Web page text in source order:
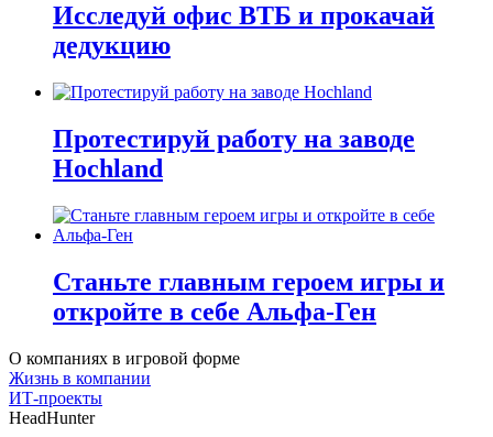
Исследуй офис ВТБ и прокачай
дедукцию
Протестируй работу на заводе
Hochland
Станьте главным героем игры и
откройте в себе Альфа-Ген
О компаниях в игровой форме
Жизнь в компании
ИТ-проекты
HeadHunter